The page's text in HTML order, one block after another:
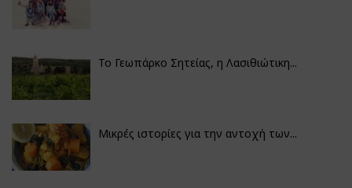
Το Γεωπάρκο Σητείας, η Λασιθιώτικη...
Μικρές ιστορίες για την αντοχή των...